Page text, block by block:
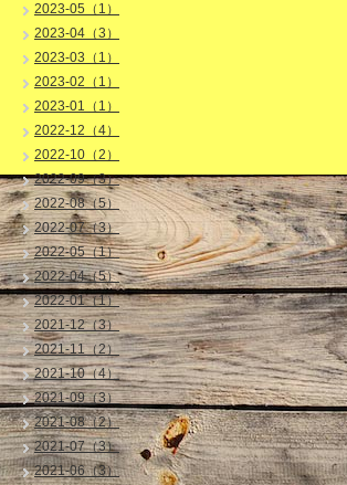
2023-05（1）
2023-04（3）
2023-03（1）
2023-02（1）
2023-01（1）
2022-12（4）
2022-10（2）
2022-09（3）
2022-08（5）
2022-07（3）
2022-05（1）
2022-04（5）
2022-01（1）
2021-12（3）
2021-11（2）
2021-10（4）
2021-09（3）
2021-08（2）
2021-07（3）
2021-06（3）